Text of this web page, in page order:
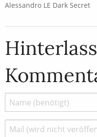
Alessandro LE Dark Secret